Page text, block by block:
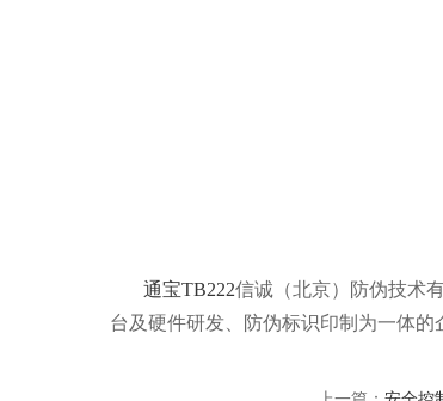
通宝TB222信诚（北京）防伪技术
台及硬件研发、防伪标识印制为一体的